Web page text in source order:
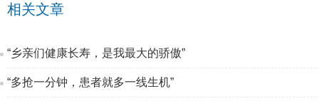
相关文章
“乡亲们健康长寿，是我最大的骄傲”
“多抢一分钟，患者就多一线生机”